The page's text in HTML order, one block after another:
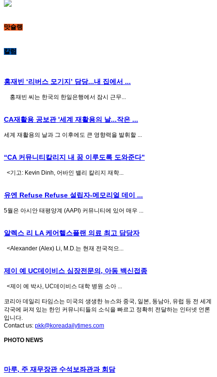
맛슐랭
칼럼
홍재빈 ‘리버스 모기지’ 담당...내 집에서 ...
홍재빈 씨는 한국의 한일은행에서 잠시 근무...
CA재활용 공보관 '세계 재활용의 날...작은 ...
세계 재활용의 날과 그 이후에도 큰 영향력을 발휘할 ...
“CA 커뮤니티칼리지 내 꿈 이루도록 도와준다”
<기고: Kevin Dinh, 어바인 밸리 칼리지 재학...
유엔 Refuse Refuse 설립자-메모리얼 데이 ...
5월은 아시안 태평양계 (AAPI) 커뮤니티에 있어 매우 ...
알렉스 리 LA 케어핼스플랜 의료 최고 담당자
<Alexander (Alex) Li, M.D.는 현재 전국적으...
제이 예 UC데이비스 심장전문의, 아동 백신접종
<제이 예 박사, UC데이비스 대학 병원 소아 ...
코리아 데일리 타임스는 미국의 생생한 뉴스와 중국, 일본, 동남아, 유럽 등 전 세계
각국에 퍼져 있는 한인 커뮤니티들의 소식을 빠르고 정확히 전달하는 인터넷 언론
입니다.
Contact us: pkk@koreadailytimes.com
PHOTO NEWS
마루, 주 재무장관 수석보좌관과 회담